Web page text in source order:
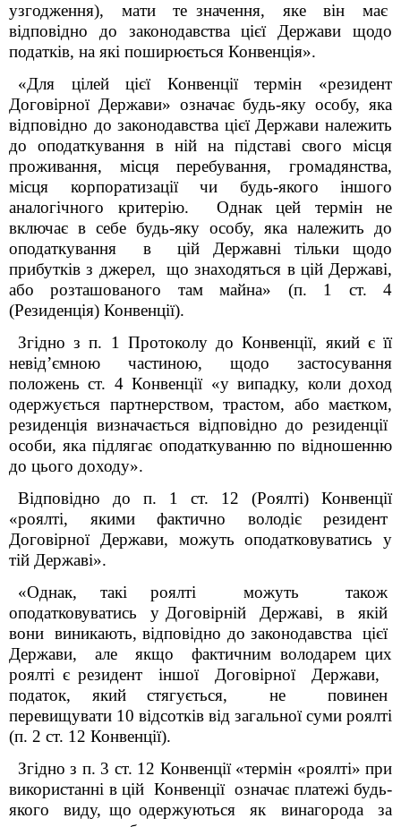
узгодження), мати те значення, яке він має
відповідно до законодавства цієї Держави щодо
податків, на які поширюється Конвенція».
«Для цілей цієї Конвенції термін «резидент
Договірної Держави» означає будь-яку особу, яка
відповідно до законодавства цієї Держави належить
до оподаткування в ній на підставі свого місця
проживання, місця перебування, громадянства,
місця корпоратизації чи будь-якого іншого
аналогічного критерію. Однак цей термін не
включає в себе будь-яку особу, яка належить до
оподаткування в цій Державні тільки щодо
прибутків з джерел, що знаходяться в цій Державі,
або розташованого там майна» (п. 1 ст. 4
(Резиденція) Конвенції).
Згідно з п. 1 Протоколу до Конвенції, який є її
невід’ємною частиною, щодо застосування
положень ст. 4 Конвенції«у випадку, коли доход
одержується партнерством, трастом, або маєтком,
резиденція визначається відповідно до резиденції
особи, яка підлягає оподаткуванню по відношенню
до цього доходу».
Відповідно до п. 1 ст. 12 (Роялті) Конвенції
«роялті, якими фактично володіє резидент
Договірної Держави, можуть оподатковуватись у
тій Державі».
«Однак, такі роялті можуть також
оподатковуватись у Договірній Державі, в якій
вони виникають, відповідно до законодавства цієї
Держави, але якщо фактичним володарем цих
роялті є резидент іншої Договірної Держави,
податок, який стягується, не повинен
перевищувати 10 відсотків від загальної суми роялті
(п. 2 ст. 12 Конвенції).
Згідно з п. 3 ст. 12 Конвенції «термін «роялті» при
використанні в цій Конвенції означає платежі будь-
якого виду, що одержуються як винагорода за